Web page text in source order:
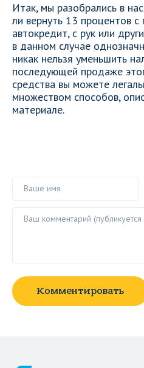
Итак, мы разобрались в
ли вернуть 13 процентов
автокредит, с рук или
в данном случае
никак нельзя уменьшить
последующей продаже
средства вы можете
множеством способов,
материале.
Комментировать